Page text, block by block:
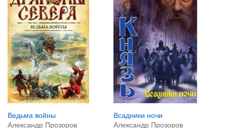
Ведьма войны
Александр Прозоров
Всадники ночи
Александр Прозоров